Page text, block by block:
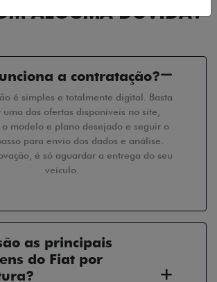
ALGUMA DÚVIDA?
a contratação?
é simples e totalmente digital. Basta
uma das ofertas disponíveis no site,
o modelo e plano desejado e seguir o
para envio dos dados e análise.
é só aguardar a entrega do seu
veículo.
as principais
do Fiat por